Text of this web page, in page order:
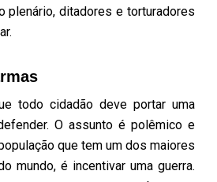
plenário, ditadores e torturadores
todo cidadão deve portar uma
O assunto é polêmico e
que tem um dos maiores
mundo, é incentivar uma guerra.